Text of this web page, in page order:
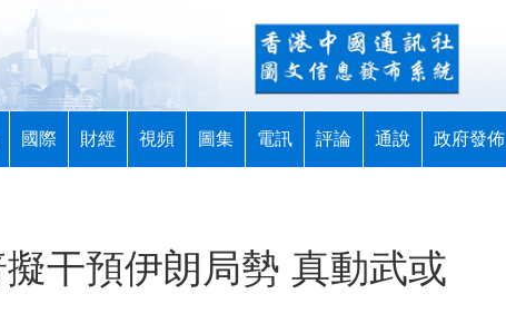
國際 財經 視頻 圖集 電訊 評論 通說 政府發佈
擬干預伊朗局勢 真動武或